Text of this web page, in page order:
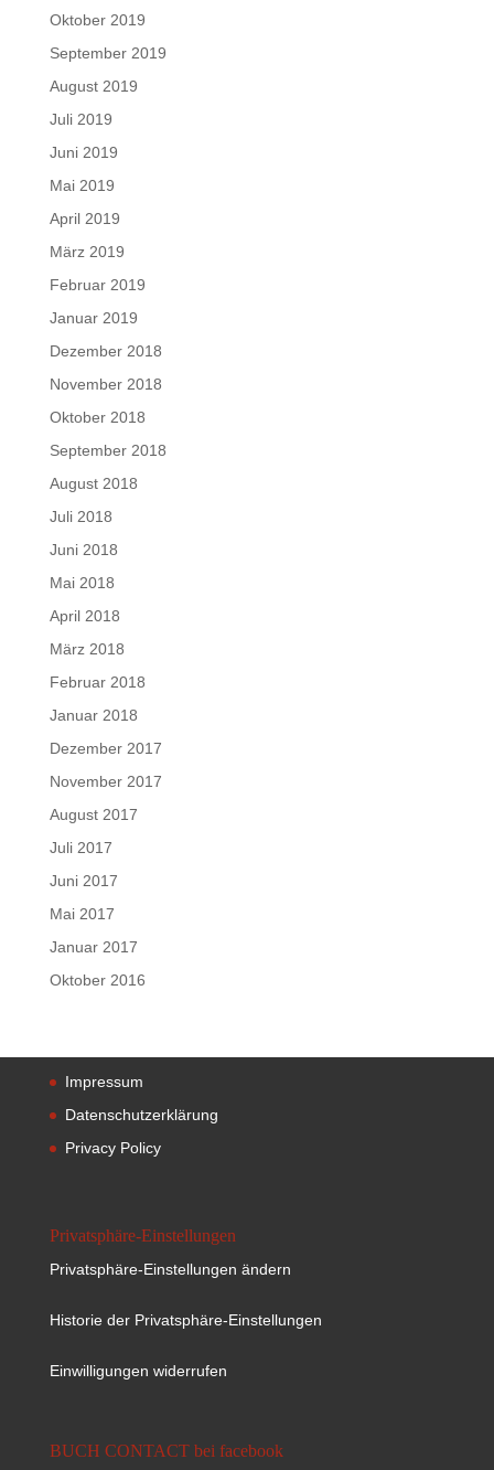
Oktober 2019
September 2019
August 2019
Juli 2019
Juni 2019
Mai 2019
April 2019
März 2019
Februar 2019
Januar 2019
Dezember 2018
November 2018
Oktober 2018
September 2018
August 2018
Juli 2018
Juni 2018
Mai 2018
April 2018
März 2018
Februar 2018
Januar 2018
Dezember 2017
November 2017
August 2017
Juli 2017
Juni 2017
Mai 2017
Januar 2017
Oktober 2016
Impressum
Datenschutzerklärung
Privacy Policy
Privatsphäre-Einstellungen
Privatsphäre-Einstellungen ändern
Historie der Privatsphäre-Einstellungen
Einwilligungen widerrufen
BUCH CONTACT bei facebook